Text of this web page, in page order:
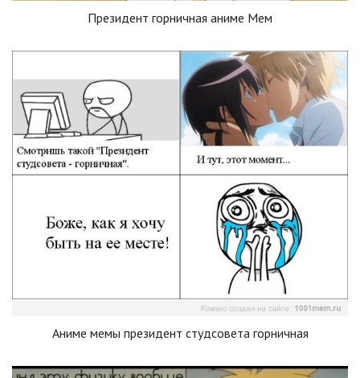
Президент горничная аниме Мем
Аниме мемы президент студсовета горничная